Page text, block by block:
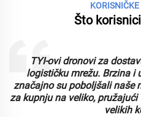
Što
TYI-ovi dronovi za
logističku mrežu. Brzina i
značajno su poboljšali naše
za kupnju na veliko,
velikih